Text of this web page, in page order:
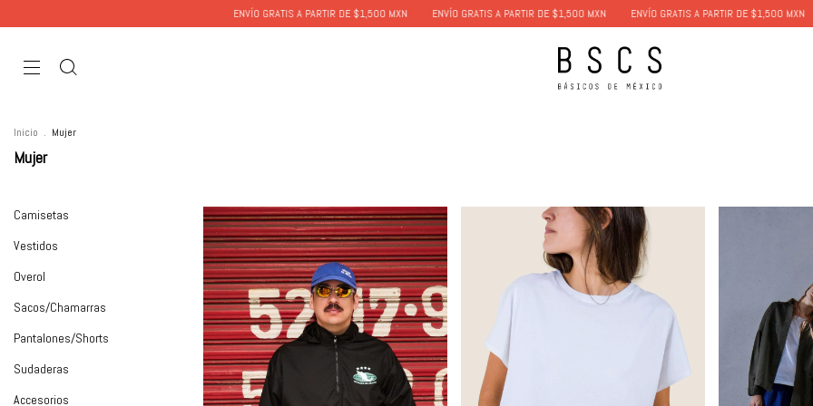
ENVÍO GRATIS A PARTIR DE $1,500 MXN ENVÍO GRATIS A PARTIR DE $1,500 MXN ENVÍO GRATIS A PARTIR DE $1,500 MXN ENVÍO
Inicio . Mujer
Mujer
Camisetas
Vestidos
Overol
Sacos/Chamarras
Pantalones/Shorts
Sudaderas
Accesorios